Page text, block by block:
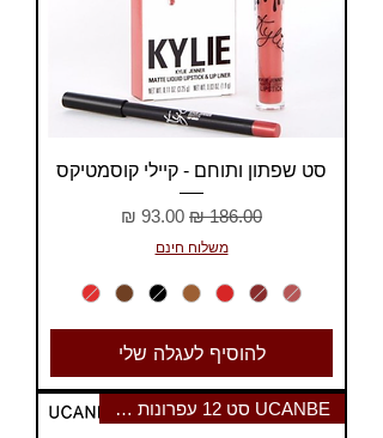
סט שפתון ותוחם - קיילי קוסמטיקס
מחיר רגיל מחיר מבצע
משלוח חינם
להוסיף לעגלה שלי
UCANBE סט 12 עפרונות שפתיים